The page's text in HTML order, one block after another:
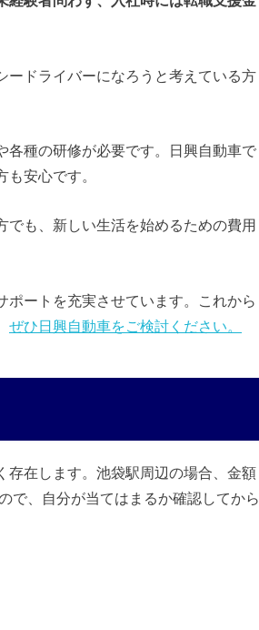
ードライバーになろうと考えている方
各種の研修が必要です。日興自動車で
安心です。
も、新しい生活を始めるための費用
ポートを充実させています。これから
ぜひ日興自動車をご検討ください。
存在します。池袋駅周辺の場合、金額
で、自分が当てはまるか確認してから